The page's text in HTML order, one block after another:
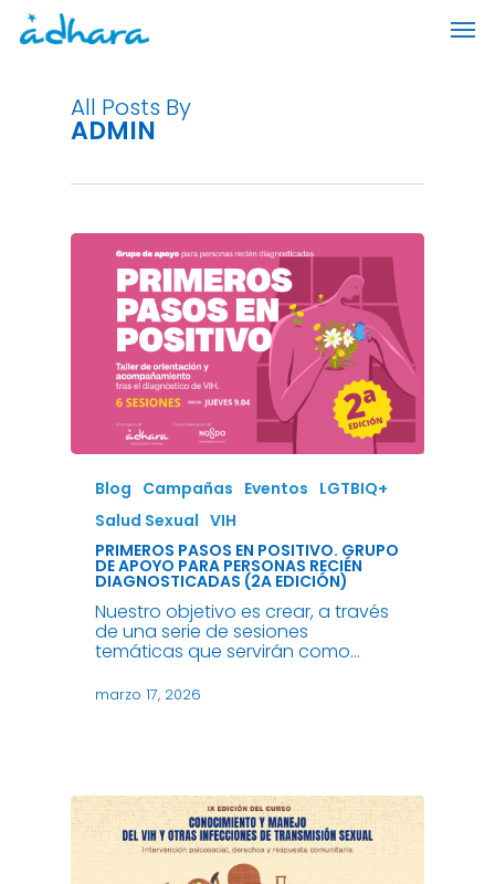
Skip
main
All Posts By
ADMIN
Blog Campañas Eventos LGTBIQ+
Salud Sexual VIH
PRIMEROS PASOS EN POSITIVO. GRUPO
DE APOYO PARA PERSONAS RECIÉN
DIAGNOSTICADAS (2A EDICIÓN)
Nuestro objetivo es crear, a través
de una serie de sesiones
temáticas que servirán como…
marzo 17, 2026